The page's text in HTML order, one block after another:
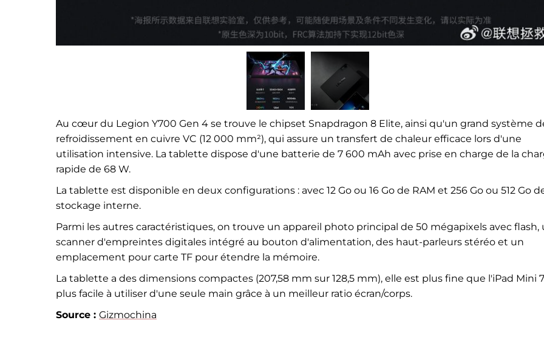
Au cœur du Legion Y700 Gen 4 se trouve le chipset Snapdragon 8 Elite, ainsi qu'un grand système
refroidissement en cuivre VC (12 000 mm²), qui assure un transfert de chaleur efficace lors d'une
utilisation intensive. La tablette dispose d'une batterie de 7 600 mAh avec prise en charge de la
rapide de 68 W.
La tablette est disponible en deux configurations : avec 12 Go ou 16 Go de RAM et 256 Go ou 512 Go
stockage interne.
Parmi les autres caractéristiques, on trouve un appareil photo principal de 50 mégapixels avec flash,
scanner d'empreintes digitales intégré au bouton d'alimentation, des haut-parleurs stéréo et un
emplacement pour carte TF pour étendre la mémoire.
La tablette a des dimensions compactes (207,58 mm sur 128,5 mm), elle est plus fine que l'iPad Mini
plus facile à utiliser d'une seule main grâce à un meilleur ratio écran/corps.
Source : Gizmochina